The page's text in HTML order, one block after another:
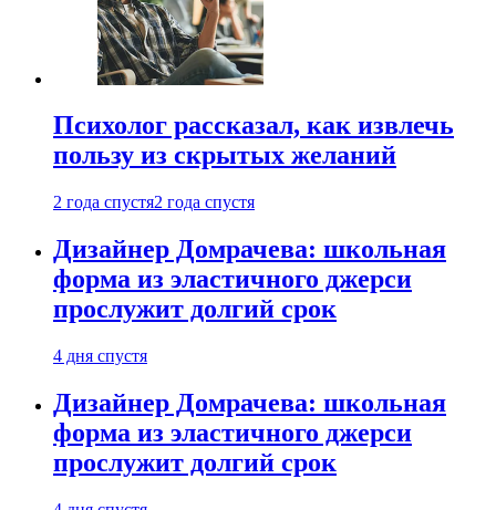
Психолог рассказал, как извлечь
пользу из скрытых желаний
2 года спустя2 года спустя
Дизайнер Домрачева: школьная
форма из эластичного джерси
прослужит долгий срок
4 дня спустя
Дизайнер Домрачева: школьная
форма из эластичного джерси
прослужит долгий срок